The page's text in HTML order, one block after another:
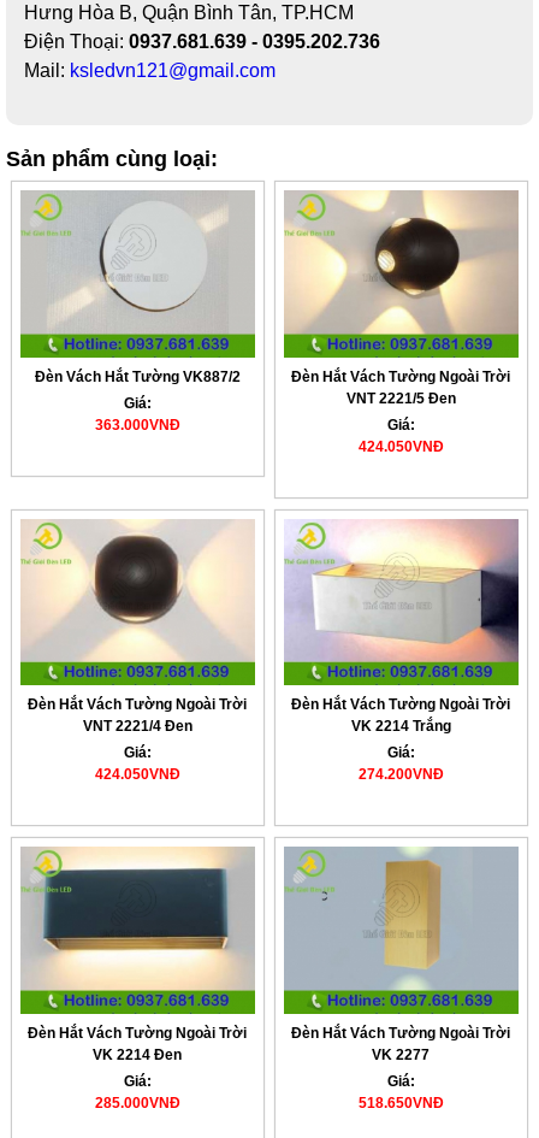
Hưng Hòa B, Quận Bình Tân, TP.HCM
Điện Thoại: 0937.681.639 - 0395.202.736
Mail: ksledvn121@gmail.com
Sản phẩm cùng loại:
Đèn Vách Hắt Tường VK887/2
Giá:
363.000VNĐ
Đèn Hắt Vách Tường Ngoài Trời
VNT 2221/5 Đen
Giá:
424.050VNĐ
Đèn Hắt Vách Tường Ngoài Trời
VNT 2221/4 Đen
Giá:
424.050VNĐ
Đèn Hắt Vách Tường Ngoài Trời
VK 2214 Trắng
Giá:
274.200VNĐ
Đèn Hắt Vách Tường Ngoài Trời
VK 2214 Đen
Giá:
285.000VNĐ
Đèn Hắt Vách Tường Ngoài Trời
VK 2277
Giá:
518.650VNĐ